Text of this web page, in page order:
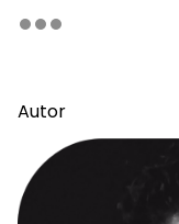
Autor